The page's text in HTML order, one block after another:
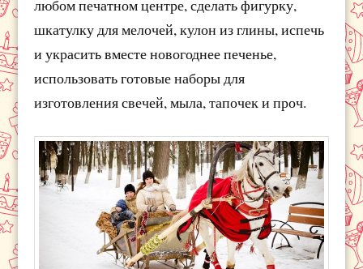
любом печатном центре, сделать фигурку,
шкатулку для мелочей, кулон из глины, испечь
и украсить вместе новогоднее печенье,
использовать готовые наборы для
изготовления свечей, мыла, тапочек и проч.